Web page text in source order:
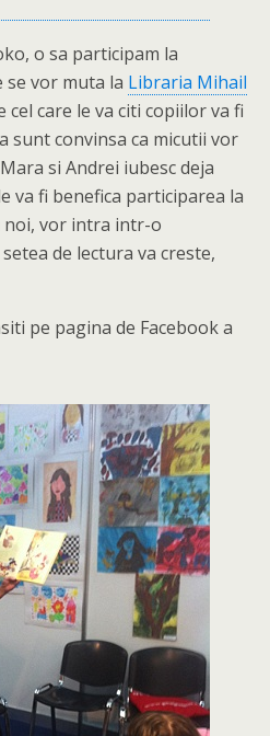
o sa participam la
se vor muta la Libraria Mihail
cel care le va citi copiilor va fi
sunt convinsa ca micutii vor
si Andrei iubesc deja
va fi benefica participarea la
noi, vor intra intr-o
de lectura va creste,
pe pagina de Facebook a